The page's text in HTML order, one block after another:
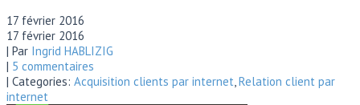
17 février 2016
17 février 2016
| Par Ingrid HABLIZIG
| 5 commentaires
| Categories: Acquisition clients par internet,Relation client par
internet